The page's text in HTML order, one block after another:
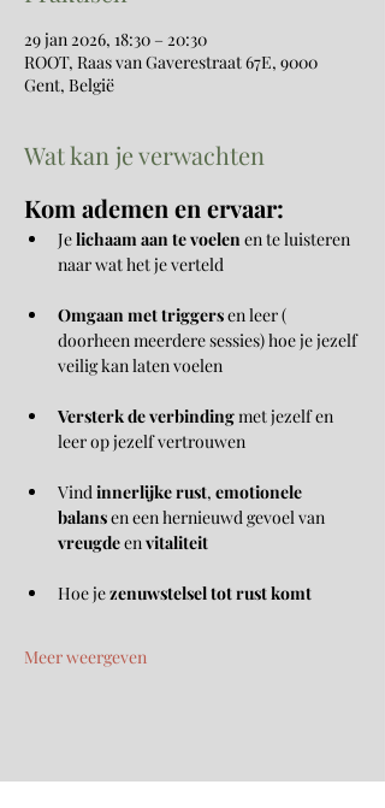
29 jan 2026, 18:30 – 20:30
ROOT, Raas van Gaverestraat 67E, 9000
Gent, België
Wat kan je verwachten
Kom ademen en ervaar:
Je lichaam aan te voelen en te luisteren
naar wat het je verteld
Omgaan met triggers en leer (
doorheen meerdere sessies) hoe je jezelf
veilig kan laten voelen
Versterk de verbinding met jezelf en
leer op jezelf vertrouwen
Vind innerlijke rust, emotionele
balans en een hernieuwd gevoel van
vreugde en vitaliteit
Hoe je zenuwstelsel tot rust komt
Meer weergeven